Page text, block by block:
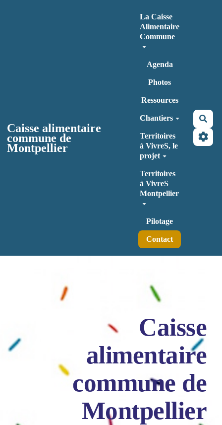
Caisse alimentaire
commune de
Montpellier
La Caisse
Alimentaire
Commune
Agenda
Photos
Ressources
Chantiers
Territoires
à VivreS, le
projet
Territoires
à VivreS
Montpellier
Pilotage
Contact
Caisse
alimentaire
commune de
Montpellier